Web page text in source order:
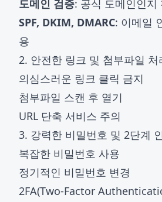
도메인 검증: 공식 도메인인지
SPF, DKIM, DMARC: 이메일
용
2. 안전한 링크 및 첨부파일 처
의심스러운 링크 클릭 금지
첨부파일 스캔 후 열기
URL 단축 서비스 주의
3. 강력한 비밀번호 및 2단계
복잡한 비밀번호 사용
정기적인 비밀번호 변경
2FA(Two-Factor